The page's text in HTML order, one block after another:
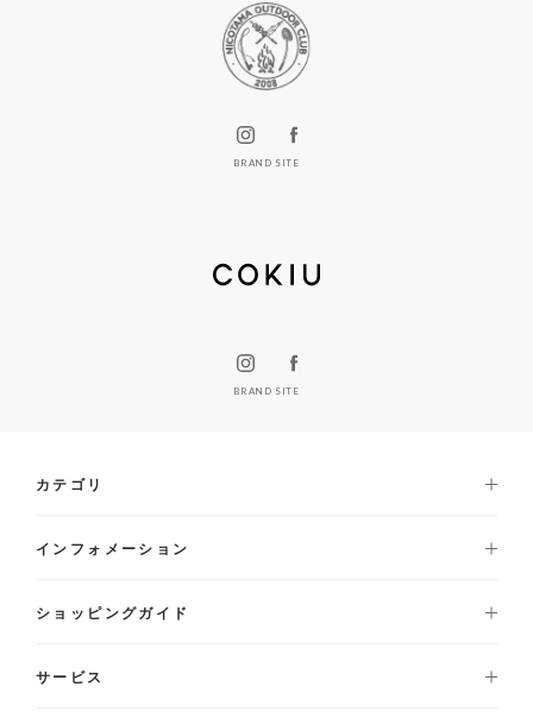
BRAND SITE
BRAND SITE
カテゴリ
インフォメーション
ショッピングガイド
サービス